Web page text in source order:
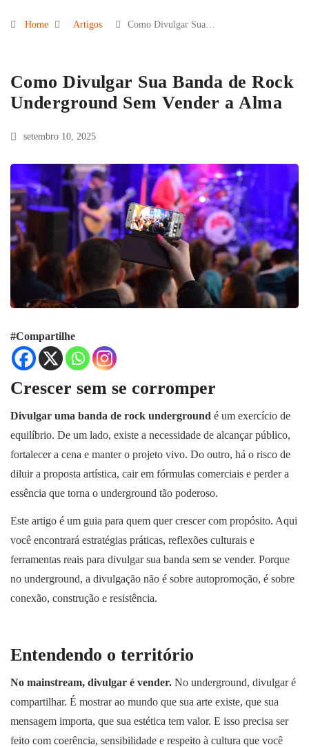
Home Artigos Como Divulgar Sua…
Como Divulgar Sua Banda de Rock
Underground Sem Vender a Alma
setembro 10, 2025
#Compartilhe
Crescer sem se corromper
Divulgar uma banda de rock underground é um exercício de
equilíbrio. De um lado, existe a necessidade de alcançar público,
fortalecer a cena e manter o projeto vivo. Do outro, há o risco de
diluir a proposta artística, cair em fórmulas comerciais e perder a
essência que torna o underground tão poderoso.
Este artigo é um guia para quem quer crescer com propósito. Aqui
você encontrará estratégias práticas, reflexões culturais e
ferramentas reais para divulgar sua banda sem se vender. Porque
no underground, a divulgação não é sobre autopromoção, é sobre
conexão, construção e resistência.
Entendendo o território
No mainstream, divulgar é vender. No underground, divulgar é
compartilhar. É mostrar ao mundo que sua arte existe, que sua
mensagem importa, que sua estética tem valor. E isso precisa ser
feito com coerência, sensibilidade e respeito à cultura que você